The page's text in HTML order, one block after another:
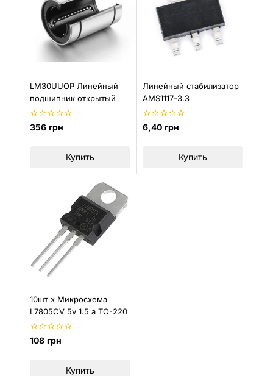
LM30UUOP Линейный
подшипник открытый
0
356 грн
Купить
Линейный стабилизатор
AMS1117-3.3
0
из
6,40 грн
Купить
10шт х Микросхема
L7805CV 5v 1.5 a TO-220
0
108 грн
Купить